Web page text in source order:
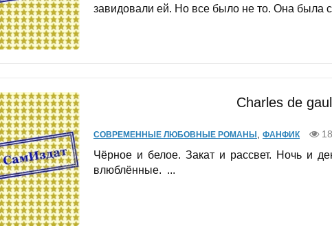
завидовали ей. Но все было не то. Она была
Charles de
СОВРЕМЕННЫЕ ЛЮБОВНЫЕ РОМАНЫ ФАНФИК
Чёрное и белое. Закат и рассвет. Ночь и
влюблённые. ...